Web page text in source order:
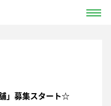
」募集スタート☆